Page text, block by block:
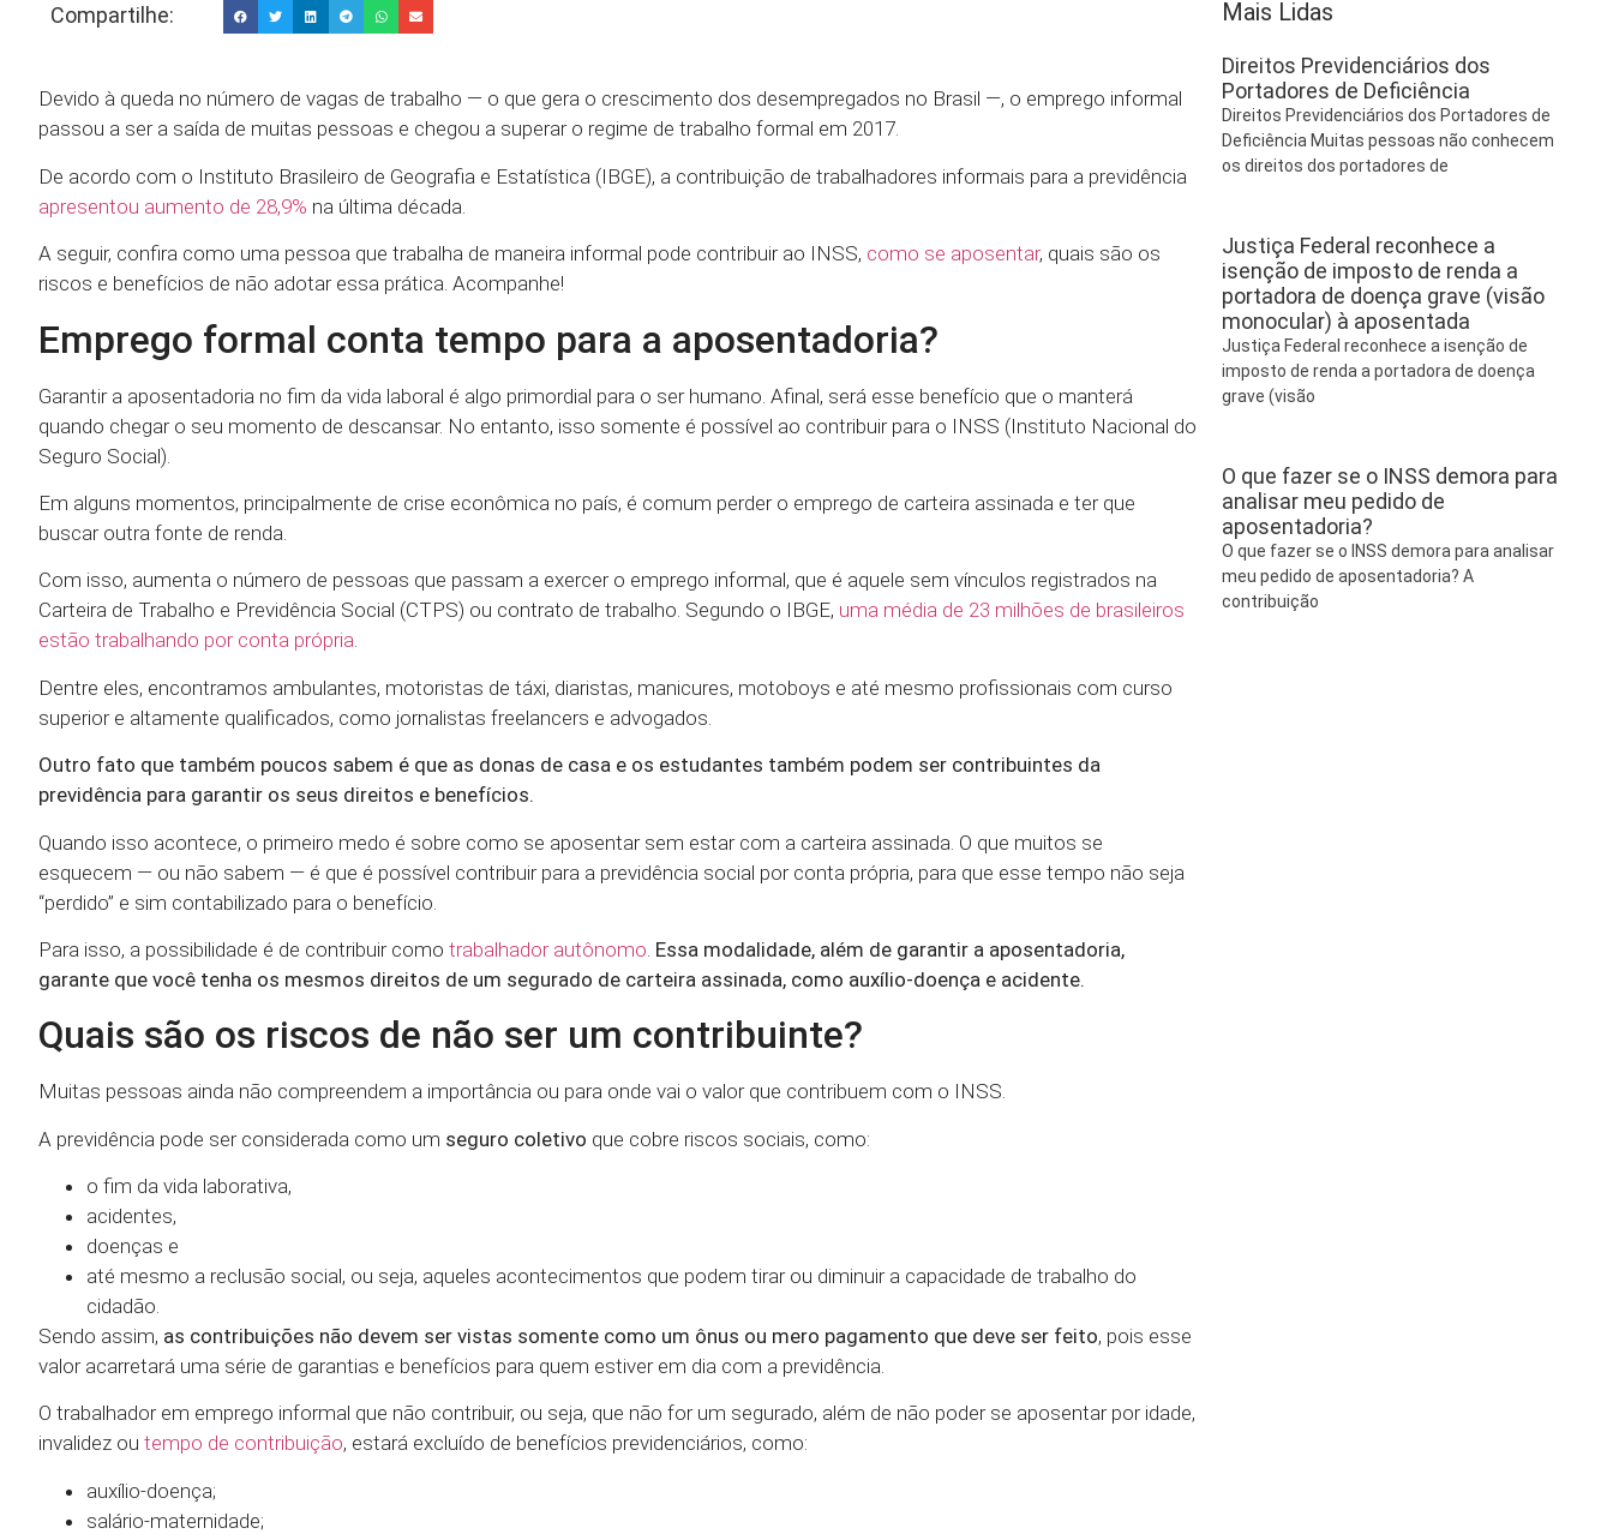
Compartilhe:
Devido à queda no número de vagas de trabalho — o que gera o crescimento dos desempregados no Brasil —, o emprego informal
passou a ser a saída de muitas pessoas e chegou a superar o regime de trabalho formal em 2017.
De acordo com o Instituto Brasileiro de Geografia e Estatística (IBGE), a contribuição de trabalhadores informais para a previdência
apresentou aumento de 28,9% na última década.
A seguir, confira como uma pessoa que trabalha de maneira informal pode contribuir ao INSS, como se aposentar, quais são os
riscos e benefícios de não adotar essa prática. Acompanhe!
Emprego formal conta tempo para a aposentadoria?
Garantir a aposentadoria no fim da vida laboral é algo primordial para o ser humano. Afinal, será esse benefício que o manterá
quando chegar o seu momento de descansar. No entanto, isso somente é possível ao contribuir para o INSS (Instituto Nacional do
Seguro Social).
Em alguns momentos, principalmente de crise econômica no país, é comum perder o emprego de carteira assinada e ter que
buscar outra fonte de renda.
Com isso, aumenta o número de pessoas que passam a exercer o emprego informal, que é aquele sem vínculos registrados na
Carteira de Trabalho e Previdência Social (CTPS) ou contrato de trabalho. Segundo o IBGE, uma média de 23 milhões de brasileiros
estão trabalhando por conta própria.
Dentre eles, encontramos ambulantes, motoristas de táxi, diaristas, manicures, motoboys e até mesmo profissionais com curso
superior e altamente qualificados, como jornalistas freelancers e advogados.
Outro fato que também poucos sabem é que as donas de casa e os estudantes também podem ser contribuintes da
previdência para garantir os seus direitos e benefícios.
Quando isso acontece, o primeiro medo é sobre como se aposentar sem estar com a carteira assinada. O que muitos se
esquecem — ou não sabem — é que é possível contribuir para a previdência social por conta própria, para que esse tempo não seja
“perdido” e sim contabilizado para o benefício.
Para isso, a possibilidade é de contribuir como trabalhador autônomo Essa modalidade, além de garantir a aposentadoria,
garante que você tenha os mesmos direitos de um segurado de carteira assinada, como auxílio-doença e acidente.
Quais são os riscos de não ser um contribuinte?
Muitas pessoas ainda não compreendem a importância ou para onde vai o valor que contribuem com o INSS.
A previdência pode ser considerada como um seguro coletivo que cobre riscos sociais, como:
o fim da vida laborativa,
acidentes,
doenças e
até mesmo a reclusão social, ou seja, aqueles acontecimentos que podem tirar ou diminuir a capacidade de trabalho do
cidadão.
Sendo assim, as contribuições não devem ser vistas somente como um ônus ou mero pagamento que deve ser feito, pois esse
valor acarretará uma série de garantias e benefícios para quem estiver em dia com a previdência.
O trabalhador em emprego informal que não contribuir, ou seja, que não for um segurado, além de não poder se aposentar por idade,
invalidez ou tempo de contribuição, estará excluído de benefícios previdenciários, como:
auxílio-doença;
salário-maternidade;
Mais Lidas
Direitos Previdenciários dos
Portadores de Deficiência
Direitos Previdenciários dos Portadores de
Deficiência Muitas pessoas não conhecem
os direitos dos portadores de
Justiça Federal reconhece a
isenção de imposto de renda a
portadora de doença grave (visão
monocular) à aposentada
Justiça Federal reconhece a isenção de
imposto de renda a portadora de doença
grave (visão
O que fazer se o INSS demora para
analisar meu pedido de
aposentadoria?
O que fazer se o INSS demora para analisar
meu pedido de aposentadoria? A
contribuição